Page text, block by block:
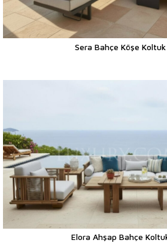
Sera Bahçe Köşe Koltuk
Elora Ahşap Bahçe